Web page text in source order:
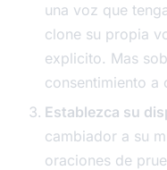
una voz que
clone su propia
explicito. Mas
consentimiento a
Establezca su
cambiador a su
oraciones de